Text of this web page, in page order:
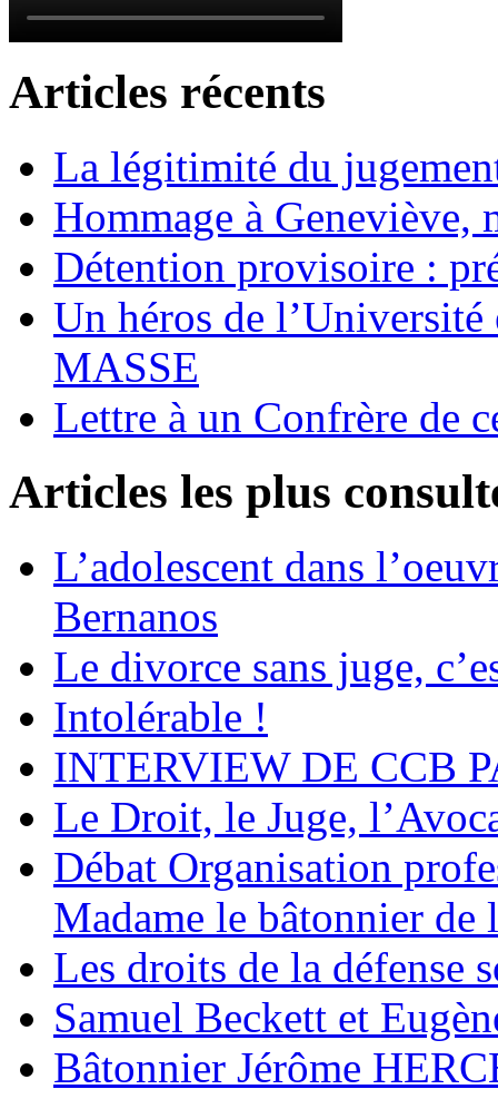
Articles récents
La légitimité du
Hommage à Geneviève,
Détention provisoire :
Un héros de
MASSE
Lettre à un Confrère de
Articles les plus
L’adolescent dans
Bernanos
Le divorce sans juge,
Intolérable !
INTERVIEW DE CCB
Le Droit, le Juge,
Débat Organisation
Madame le bâtonnier de
Les droits de la défense
Samuel Beckett et
Bâtonnier Jérôme